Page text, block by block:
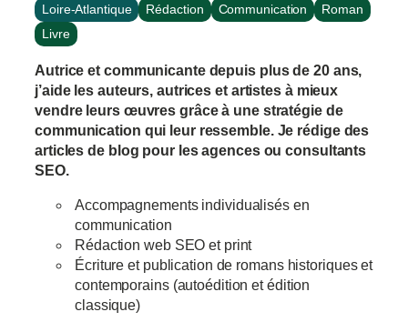
Loire-Atlantique Rédaction Communication
Roman
Livre
Autrice et communicante depuis plus de 20 ans,
j’aide les auteurs, autrices et artistes à mieux
vendre leurs œuvres grâce à une stratégie de
communication qui leur ressemble. Je rédige des
articles de blog pour les agences ou consultants
SEO.
Accompagnements individualisés en
communication
Rédaction web SEO et print
Écriture et publication de romans historiques et
contemporains (autoédition et édition
classique)